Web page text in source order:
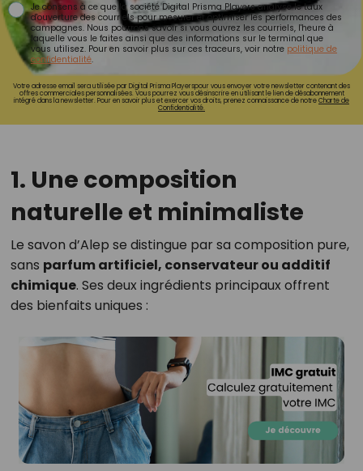
Je consens à ce que la société Digital Prisma Players analyse le taux
d'ouverture des courriels pour mesurer et optimiser les performances des
campagnes. Nous pourrons savoir si vous ouvrez les courriels, l'heure à
laquelle vous le faites ainsi que des informations sur le terminal que
vous utilisez. Pour en savoir plus sur ces traceurs, voir notre politique de
confidentialité.
Votre adresse email sera utilisée par Digital Prisma Playerspour vous envoyer votre newsletter contenant des
offres commerciales personnalisées. Vous pourrez vous désinscrire en utilisant le lien de désabonnement
intégré dans la newsletter. Pour en savoir plus et exercer vos droits, prenez connaissance de notreCharte de
Confidentialité.
1. Une composition
naturelle et minimaliste
Le savon d’Alep se distingue par sa composition pure,
sans parfum artificiel, conservateur ou additif
chimique. Ses deux ingrédients principaux offrent
des bienfaits uniques :